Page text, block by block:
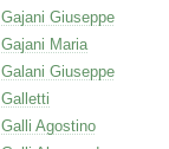
Gajani Giuseppe
Gajani Maria
Galani Giuseppe
Galletti
Galli Agostino